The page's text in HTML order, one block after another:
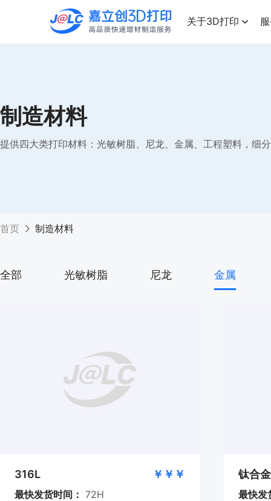
高品质快速增材制造服务
关于3D打印
制造材料
提供四大类打印材料：光敏树脂、尼龙、金属、工程塑料，细
首页 制造材料
全部 光敏树脂 尼龙 金属
316L ￥￥￥
最快发货时间： 72H
钛合
最快发